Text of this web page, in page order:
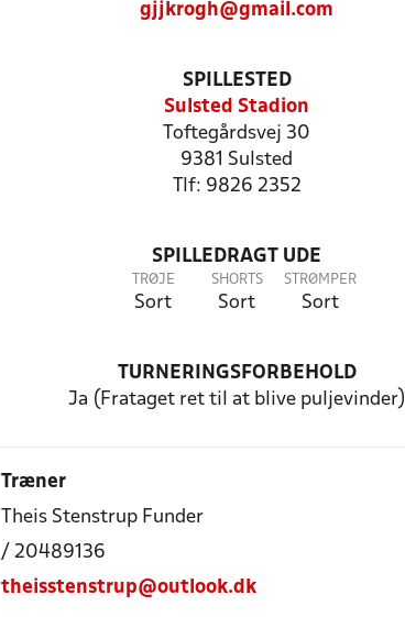
gjjkrogh@gmail.com
SPILLESTED
Sulsted Stadion
Toftegårdsvej 30
9381 Sulsted
Tlf: 9826 2352
SPILLEDRAGT UDE
TRØJE
Sort
SHORTS
Sort
STRØMPER
Sort
TURNERINGSFORBEHOLD
Ja (Frataget ret til at blive puljevinder)
Træner
Theis Stenstrup Funder
/ 20489136
theisstenstrup@outlook.dk